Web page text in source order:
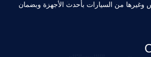
وغيرها من السيارات بأحدث الأجهزة وبضمان